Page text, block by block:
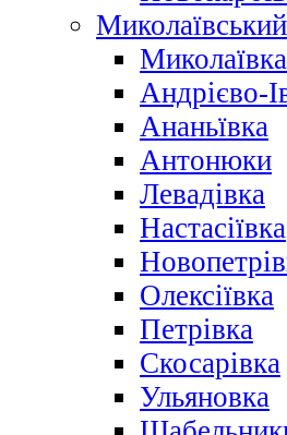
Миколаївка
Андрієво-
Ананьївка
Антонюки
Левадівка
Настасіївка
Олексіївка
Петрівка
Скосарівка
Ульяновка